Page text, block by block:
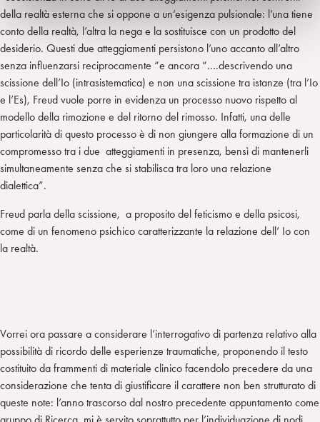
della realtà esterna che si oppone a un’esigenza pulsionale: l’una tiene
conto della realtà, l’altra la nega e la sostituisce con un prodotto del
desiderio. Questi due atteggiamenti persistono l’uno accanto all’altro
senza influenzarsi reciprocamente “e ancora “….descrivendo una
scissione dell’Io (intrasistematica) e non una scissione tra istanze (tra l’Io
e l’Es), Freud vuole porre in evidenza un processo nuovo rispetto al
modello della rimozione e del ritorno del rimosso. Infatti, una delle
particolarità di questo processo è di non giungere alla formazione di un
compromesso tra i due atteggiamenti in presenza, bensì di mantenerli
simultaneamente senza che si stabilisca tra loro una relazione
dialettica”.
Freud parla della scissione, a proposito del feticismo e della psicosi,
come di un fenomeno psichico caratterizzante la relazione dell’ Io con
la realtà.
Vorrei ora passare a considerare l’interrogativo di partenza relativo alla
possibilità di ricordo delle esperienze traumatiche, proponendo il testo
costituito da frammenti di materiale clinico facendolo precedere da una
considerazione che tenta di giustificare il carattere non ben strutturato di
queste note: l’anno trascorso dal nostro precedente appuntamento come